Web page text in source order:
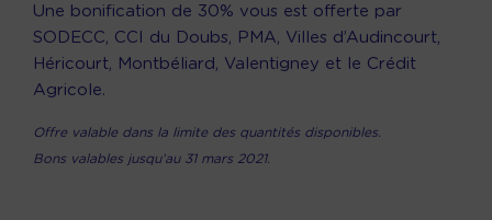
Une bonification de 30% vous est offerte par
SODECC, CCI du Doubs, PMA, Villes d’Audincourt,
Héricourt, Montbéliard, Valentigney et le Crédit
Agricole.
Offre valable dans la limite des quantités disponibles.
Bons valables jusqu’au 31 mars 2021.